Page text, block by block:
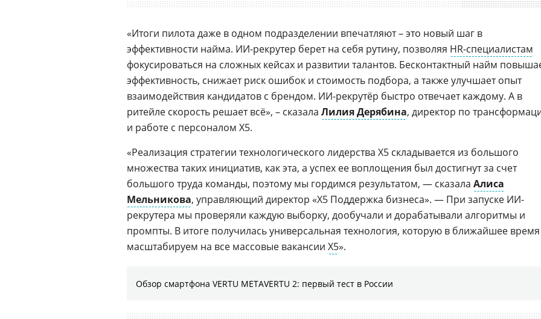
«Итоги пилота даже в одном подразделении впечатляют – это новый шаг в
эффективности найма. ИИ-рекрутер берет на себя рутину, позволяя HR-специалистам
фокусироваться на сложных кейсах и развитии талантов. Бесконтактный найм
эффективность, снижает риск ошибок и стоимость подбора, а также улучшает опыт
взаимодействия кандидатов с брендом. ИИ-рекрутёр быстро отвечает каждому. А в
ритейле скорость решает всё», – сказала Лилия Дерябина, директор по
и работе с персоналом Х5.
«Реализация стратегии технологического лидерства Х5 складывается из большого
множества таких инициатив, как эта, а успех ее воплощения был достигнут за счет
большого труда команды, поэтому мы гордимся результатом, — сказала Алиса
Мельникова, управляющий директор «X5 Поддержка бизнеса». — При запуске ИИ-
рекрутера мы проверяли каждую выборку, дообучали и дорабатывали алгоритмы и
промпты. В итоге получилась универсальная технология, которую в ближайшее время
масштабируем на все массовые вакансии X5».
Обзор смартфона VERTU METAVERTU 2: первый тест в России